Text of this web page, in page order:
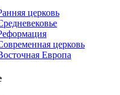
церковь
церковь
Европа